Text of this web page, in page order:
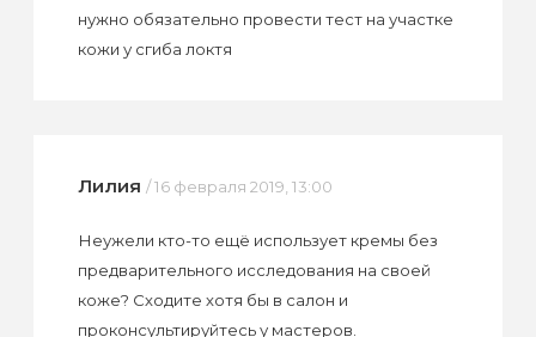
нужно обязательно провести тест на участке
кожи у сгиба локтя
Лилия / 16 февраля 2019, 13:00
Неужели кто-то ещё использует кремы без
предварительного исследования на своей
коже? Сходите хотя бы в салон и
проконсультируйтесь у мастеров.